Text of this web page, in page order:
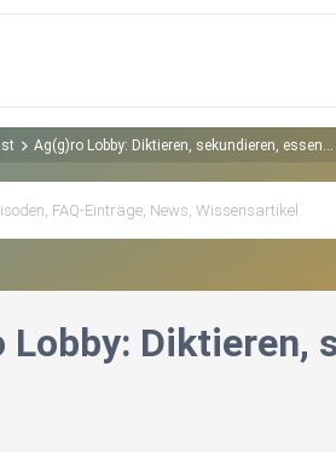
Ag(g)ro Lobby: Diktieren, sekundieren,
Lobby: Diktieren,